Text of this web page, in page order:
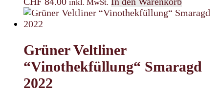
inkl. MwSt.
Grüner Veltliner
“Vinothekfüllung“ Smaragd
2022